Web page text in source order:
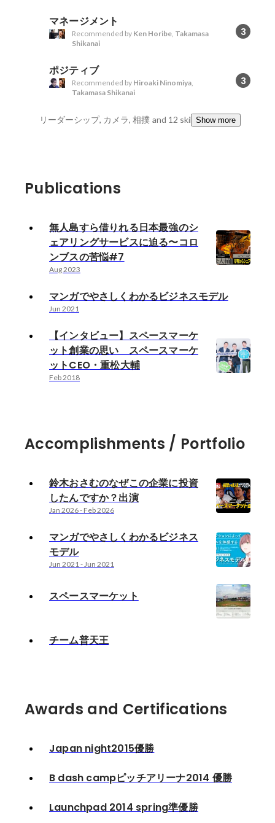
マネージメント
3
Recommended by Ken Horibe, Takamasa
Shikanai
ポジティブ
3
Recommended by Hiroaki Ninomiya,
Takamasa Shikanai
リーダーシップ, カメラ, 相撲 and 12 skillsShow more
Publications
無人島すら借りれる日本最強のシ
ェアリングサービスに迫る〜コロ
ンブスの苦悩#7
Aug 2023
マンガでやさしくわかるビジネスモデル
Jun 2021
【インタビュー】スペースマーケ
ット創業の思い スペースマーケ
ットCEO・重松大輔
Feb 2018
Accomplishments / Portfolio
鈴木おさむのなぜこの企業に投資
したんですか？出演
Jan 2026- Feb 2026
マンガでやさしくわかるビジネス
モデル
Jun 2021-Jun 2021
スペースマーケット
チーム普天王
Awards and Certifications
Japan night2015優勝
B dash campピッチアリーナ2014 優勝
Launchpad 2014 spring準優勝